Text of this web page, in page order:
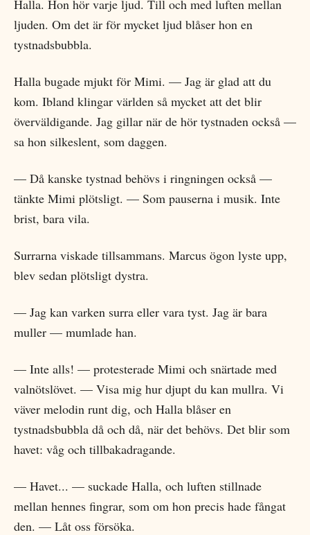
Halla. Hon hör varje ljud. Till och med luften mellan
ljuden. Om det är för mycket ljud blåser hon en
tystnadsbubbla.
Halla bugade mjukt för Mimi. — Jag är glad att du
kom. Ibland klingar världen så mycket att det blir
överväldigande. Jag gillar när de hör tystnaden också —
sa hon silkeslent, som daggen.
— Då kanske tystnad behövs i ringningen också —
tänkte Mimi plötsligt. — Som pauserna i musik. Inte
brist, bara vila.
Surrarna viskade tillsammans. Marcus ögon lyste upp,
blev sedan plötsligt dystra.
— Jag kan varken surra eller vara tyst. Jag är bara
muller — mumlade han.
— Inte alls! — protesterade Mimi och snärtade med
valnötslövet. — Visa mig hur djupt du kan mullra. Vi
väver melodin runt dig, och Halla blåser en
tystnadsbubbla då och då, när det behövs. Det blir som
havet: våg och tillbakadragande.
— Havet... — suckade Halla, och luften stillnade
mellan hennes fingrar, som om hon precis hade fångat
den. — Låt oss försöka.